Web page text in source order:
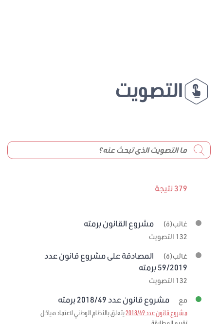
التصويت
379 نتيجة
غائب(ة) مشروع القانون برمته
132 التصويت
غائب(ة)
المصادقة على مشروع قانون عدد
59/2019 برمته
132 التصويت
مع مشروع قانون عدد 2018/49 برمته
مشروع قانون عدد 2018/49
يتعلق بالنظام الوطني لاعتماد هياكل